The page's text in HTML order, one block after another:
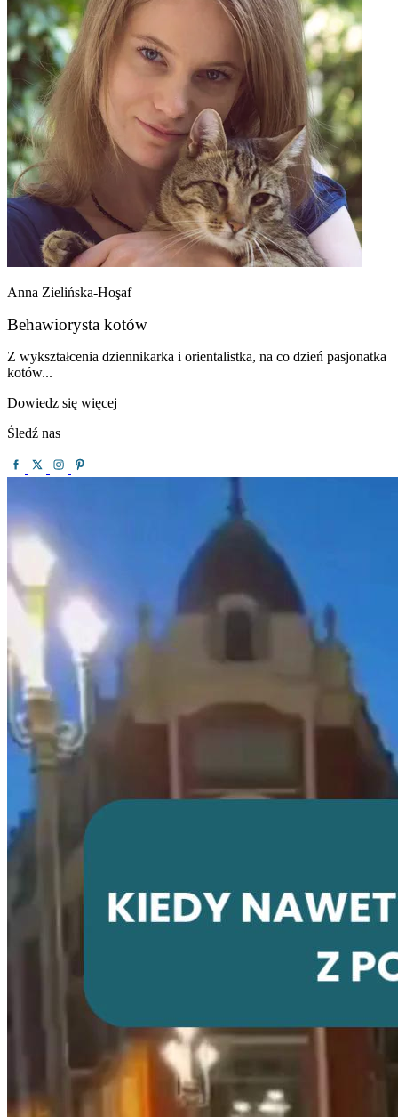
Anna Zielińska-Hoşaf
Behawiorysta kotów
Z wykształcenia dziennikarka i orientalistka, na co dzień pasjonatka
kotów...
Dowiedz się więcej
Śledź nas